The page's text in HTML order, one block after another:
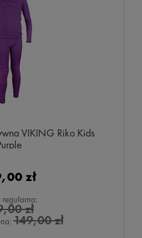
VIKING Riko Kids
zł
zł
149,00 zł